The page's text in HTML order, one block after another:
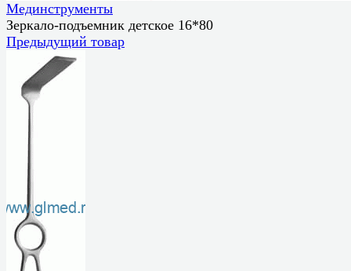
Мединструменты
Зеркало-подъемник детское 16*80
Предыдущий товар